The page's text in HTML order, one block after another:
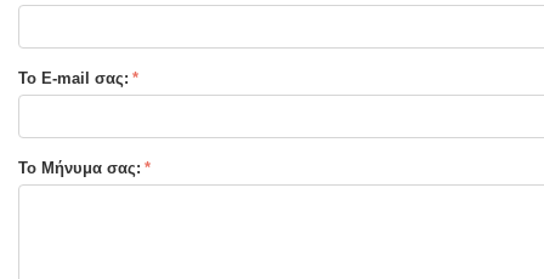
Το E-mail σας:
Το Μήνυμα σας: